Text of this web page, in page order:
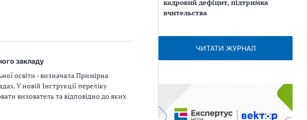
закладу
освіти - визначала Примірна
У новій Інструкції переліку
вихователь та відповідно до яких
кадровий дефіцит, підтримка
вчительства
ЧИТАТИ ЖУРНАЛ